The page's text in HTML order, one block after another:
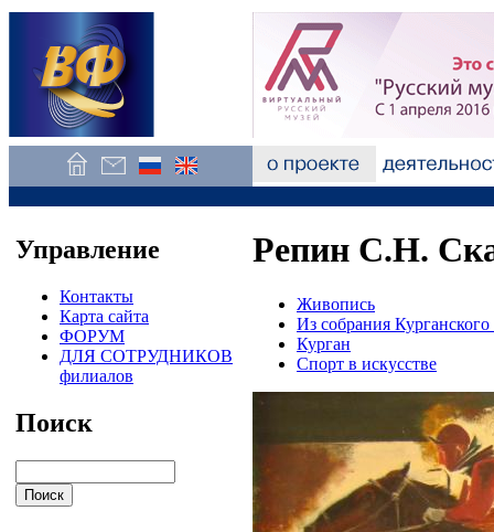
Управление
Контакты
Карта сайта
ФОРУМ
ДЛЯ СОТРУДНИКОВ
филиалов
Поиск
Репин С.Н.
Живопись
Из собрания
Курган
Спорт в искусстве